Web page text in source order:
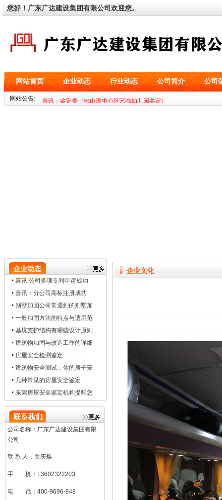
您好！广东广达建设集团有限公司欢迎您。
网站首页 企业动态 行业动态 公司简介 公司
网站公告:
喜讯：基坑类（深圳市海益零二科技有限公司设备基础工程）
喜讯：鉴定类（松山湖中心区艺鸣幼儿园鉴定）
企业动态
喜讯:公司多项专利申请成功
喜讯：分公司商标注册成功
别墅加固公司常遇到的别墅加
一般加固方法的特点与适用范
基坑支护结构有哪些设计原则
建筑物加固与改造工作的详细
房屋安全检测鉴定
建筑物安全测试：你的房子安
几种常见的房屋安全鉴定
东莞房屋安全鉴定机构提醒您
公司名称：广东广达建设集团有限
公司
联 系 人：关庆焕
手 机：13602322203
电 话：400-9696-848
企业文化